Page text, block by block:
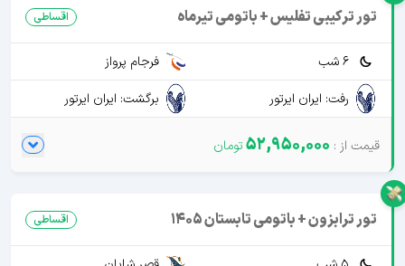
تور ترکیبی تفلیس + باتومی تیرماه اقساطی
6 شب
فرجام پرواز
رفت: ایران ایرتور
برگشت: ایران ایرتور
52,950,000
تور ترابزون + باتومی تابستان 1405 اقساطی